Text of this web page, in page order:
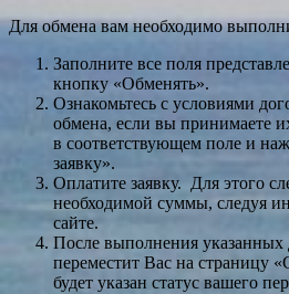
Для обмена вам необходимо
Заполните все поля
кнопку «Обменять».
Ознакомьтесь с условиями
обмена, если вы принимаете
в соответствующем поле и
заявку».
Оплатите заявку. Для этого
необходимой суммы, следуя
сайте.
После выполнения указанных
переместит Вас на страницу
будет указан статус вашего